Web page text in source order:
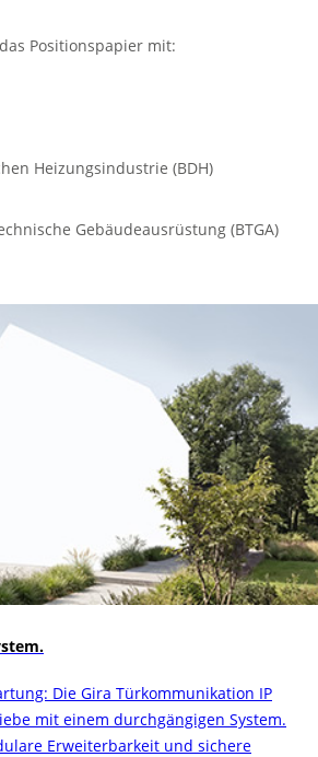
Positionspapier mit:
Heizungsindustrie (BDH)
Gebäudeausrüstung (BTGA)
Die Gira Türkommunikation IP
mit einem durchgängigen System.
Erweiterbarkeit und sichere